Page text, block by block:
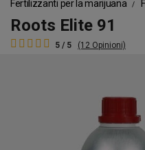
Fertilizzanti per la marijuana
Roots Elite 91
5 / 5 (12 Opinioni)